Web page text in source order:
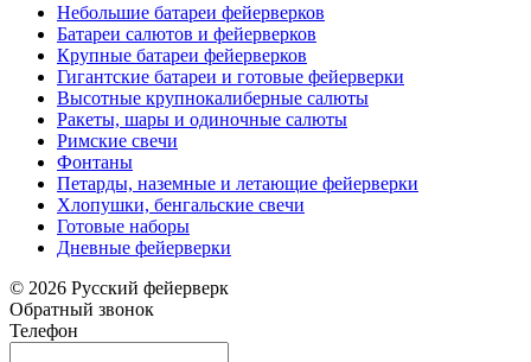
Небольшие батареи фейерверков
Батареи салютов и фейерверков
Крупные батареи фейерверков
Гигантские батареи и готовые фейерверки
Высотные крупнокалиберные салюты
Ракеты, шары и одиночные салюты
Римские свечи
Фонтаны
Петарды, наземные и летающие фейерверки
Хлопушки, бенгальские свечи
Готовые наборы
Дневные фейерверки
© 2026 Русский фейерверк
Обратный звонок
Телефон